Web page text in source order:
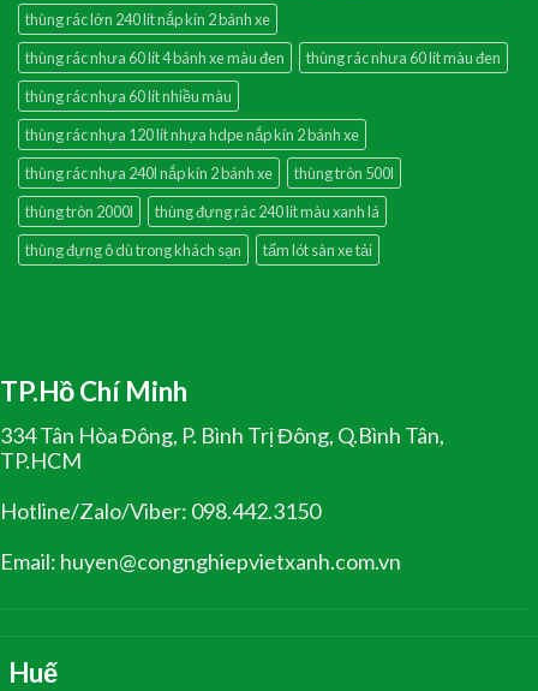
thùng rác lớn 240 lít nắp kín 2 bánh xe
thùng rác nhưa 60 lít 4 bánh xe màu đen
thùng rác nhưa 60 lít màu đen
thùng rác nhựa 60 lít nhiều màu
thùng rác nhựa 120 lít nhựa hdpe nắp kín 2 bánh xe
thùng rác nhựa 240l nắp kín 2 bánh xe
thùng tròn 500l
thùng tròn 2000l
thùng đựng rác 240 lít màu xanh lá
thùng đựng ô dù trong khách sạn
tấm lót sàn xe tải
TP.Hồ Chí Minh
334 Tân Hòa Đông, P. Bình Trị Đông, Q.Bình Tân,
TP.HCM
Hotline/Zalo/Viber: 098.442.3150
Email: huyen@congnghiepvietxanh.com.vn
Huế